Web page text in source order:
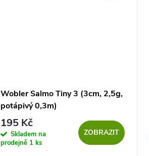
Wobler Salmo Tiny 3 (3cm, 2,5g,
potápivý 0,3m)
195 Kč
Skladem na
prodejně 1 ks
ZOBRAZIT